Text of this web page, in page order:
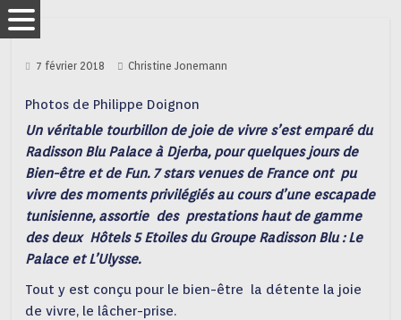
7 février 2018 Christine Jonemann
Photos de Philippe Doignon
Un véritable tourbillon de joie de vivre s’est emparé du
Radisson Blu Palace à Djerba, pour quelques jours de
Bien-être et de Fun. 7 stars venues de France ont pu
vivre des moments privilégiés au cours d’une escapade
tunisienne, assortie des prestations haut de gamme
des deux Hôtels 5 Etoiles du Groupe Radisson Blu : Le
Palace et L’Ulysse.
Tout y est conçu pour le bien-être la détente la joie
de vivre, le lâcher-prise.